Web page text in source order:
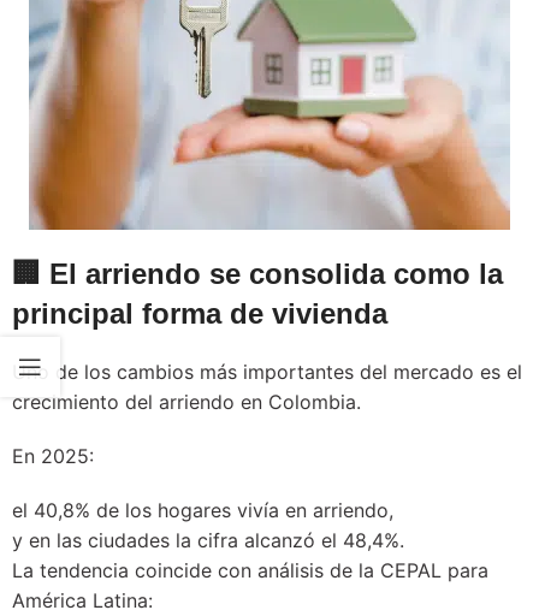
🏢 El arriendo se consolida como la
principal forma de vivienda
Uno de los cambios más importantes del mercado es el
crecimiento del arriendo en Colombia.
En 2025:
el 40,8% de los hogares vivía en arriendo,
y en las ciudades la cifra alcanzó el 48,4%.
La tendencia coincide con análisis de la CEPAL para
América Latina: